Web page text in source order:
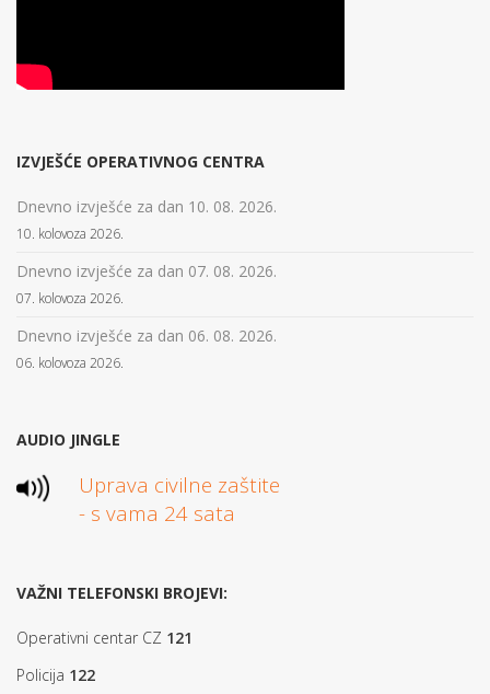
IZVJEŠĆE OPERATIVNOG CENTRA
Dnevno izvješće za dan 10. 08. 2026.
10. kolovoza 2026.
Dnevno izvješće za dan 07. 08. 2026.
07. kolovoza 2026.
Dnevno izvješće za dan 06. 08. 2026.
06. kolovoza 2026.
AUDIO JINGLE
Uprava civilne zaštite
- s vama 24 sata
VAŽNI TELEFONSKI BROJEVI:
Operativni centar CZ 121
Policija 122